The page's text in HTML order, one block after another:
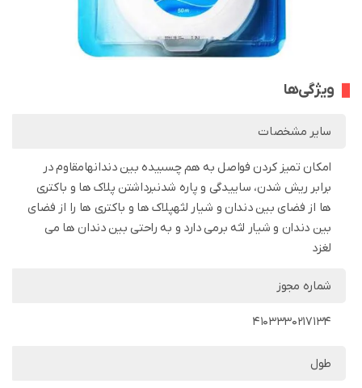
ویژگی‌ها
سایر مشخصات
امکان تمیز کردن فواصل به هم چسبیده بین دندانهامقاوم در
برابر ریش شدن، ساییدگی و پاره شدنبرداشتن پلاک ها و باکتری
ها از فضای بین دندان و شیار لثهپلاک ها و باکتری ها را از فضای
بین دندان و شیار لثه برمی دارد و به راحتی بین دندان ها می
لغزد
شماره مجوز
4103330217134
طول